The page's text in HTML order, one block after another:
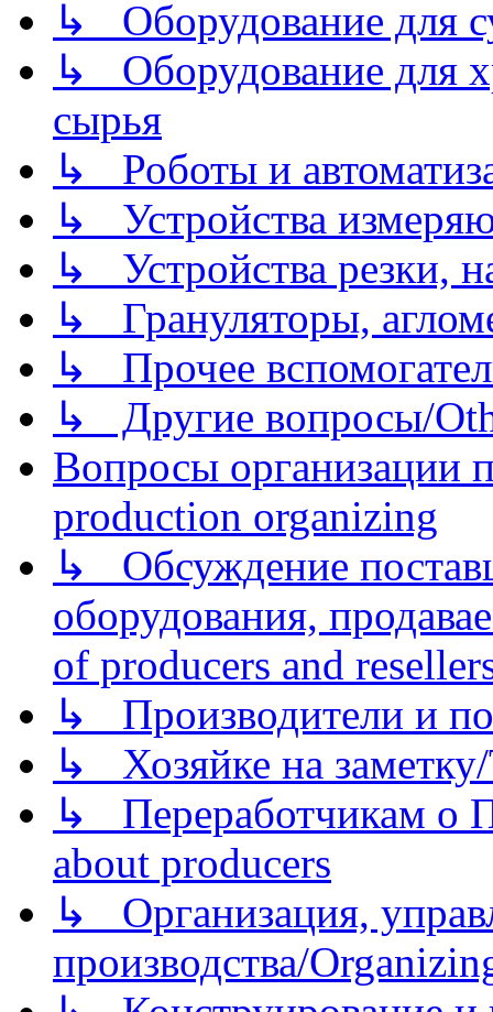
↳ Оборудование для
↳ Оборудование для
сырья
↳ Роботы и
↳ Устройства
↳ Устройства резки,
↳ Грануляторы,
↳ Прочее
↳ Другие вопросы/
Вопросы организации
production organizing
↳ Обсуждение
оборудования,
of producers and
↳ Производители и
↳ Хозяйке на
↳ Переработчикам о
about producers
↳ Организация,
производства/